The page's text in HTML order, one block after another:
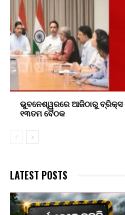
ଭୁବନେଶ୍ୱରରେ ଆଜିଠାରୁ ବ୍ରିକ୍ସ
୧୩ତମ ବୈଠକ
LATEST POSTS